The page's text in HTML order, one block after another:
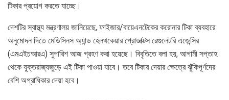
টিকার প্রয়োগ করতে যাচ্ছে।
দেশটির স্বাস্থ্য মন্ত্রণালয় জানিয়েছে, ফাইজার/বায়েএনটেকের করোনার টিকা ব্যবহারে
অনুমোদন দিতে মেডিসিনস অ্যান্ড হেলথকেয়ার প্রোডাক্টস রেগুলেটরি এজেন্সির
(এমএইচআরএ) সুপারিশ আজ গ্রহণ করা হয়েছে। বিবৃতিতে বলা হয়, আগামী সপ্তাহ
থেকে যুক্তরাজ্যজুড়ে এই টিকা পাওয়া যাবে। তবে টিকার দেয়ার ক্ষেত্রে ঝুঁকিপূর্ণদের
বেশি অগ্রাধিকার দেয়া হবে।